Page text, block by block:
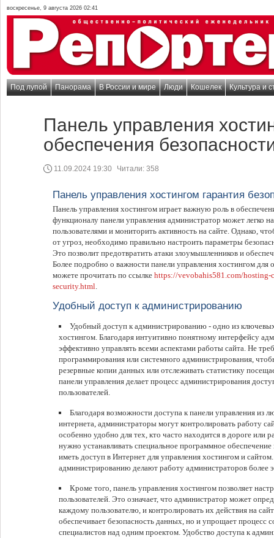
воскресенье, 9 августа 2026 02:41
Под лупой Панорама В России и мире Люди Кошелек Культура и
Панель управления
обеспечения
11.09.2024 19:30 Читали: 358
Панель управления хостингом гарантия
Панель управления хостингом играет важную роль в
функционалу панели управления администратор может легко
пользователями и мониторить активность на сайте. Однако,
от угроз, необходимо правильно настроить параметры
Это позволит предотвратить атаки злоумышленников и
Более подробно о важности панели управления хостингом для
можете прочитать по ссылке https://vevobahis581.com/hosting-
security.html.
Удобный доступ к администрированию
Удобный доступ к администрированию - одно из
хостингом. Благодаря интуитивно понятному интерфейсу
эффективно управлять всеми аспектами работы сайта. Не
программирования или системного администрирования,
резервные копии данных или отслеживать статистику
панели управления делает процесс администрирования
пользователей.
Благодаря возможности доступа к панели управления
интернета, администраторы могут контролировать работу
особенно удобно для тех, кто часто находится в дороге или
нужно устанавливать специальное программное
иметь доступ в Интернет для управления хостингом и
администрированию делают работу администраторов более
Кроме того, панель управления хостингом позволяет
пользователей. Это означает, что администратор может
каждому пользователю, и контролировать их действия на
обеспечивает безопасность данных, но и упрощает процесс
специалистов над одним проектом. Удобство доступа к